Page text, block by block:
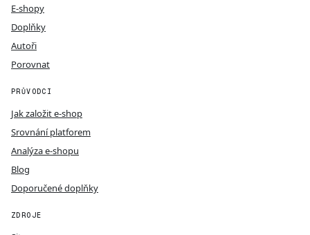
E-shopy
Doplňky
Autoři
Porovnat
PRŮVODCI
Jak založit e-shop
Srovnání platforem
Analýza e-shopu
Blog
Doporučené doplňky
ZDROJE